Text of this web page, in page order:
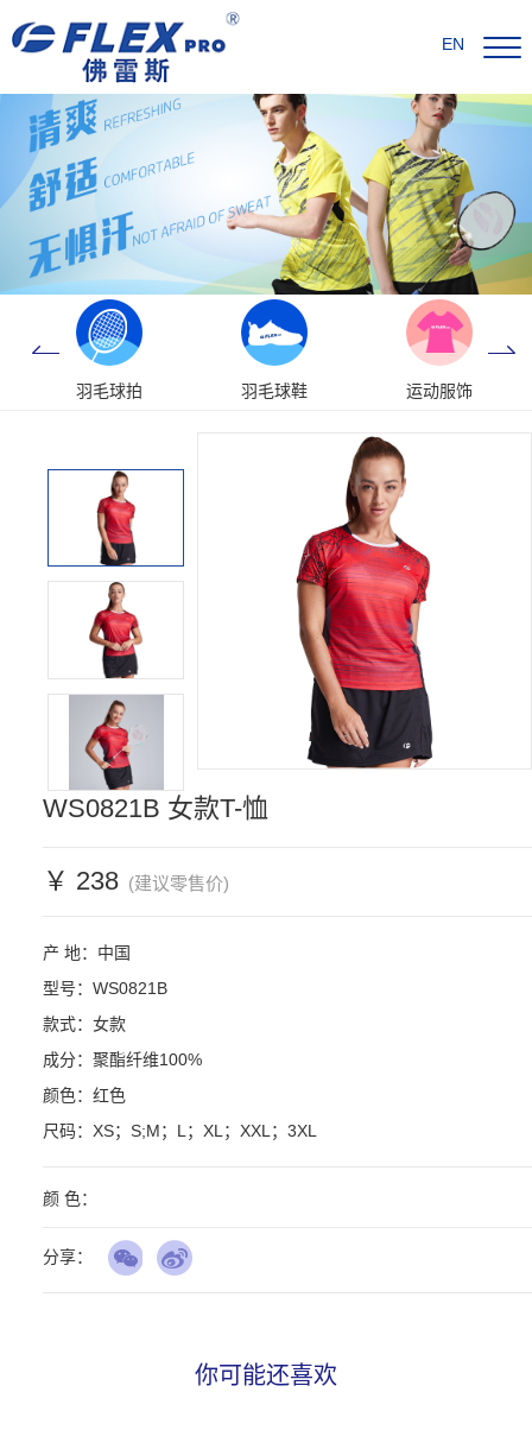
EN
羽毛球拍 羽毛球鞋 运动服饰
WS0821B 女款T-恤
￥ 238(建议零售价)
产 地：中国
型号：WS0821B
款式：女款
成分：聚酯纤维100%
颜色：红色
尺码：XS；S;M；L；XL；XXL；3XL
颜 色：
分享：
你可能还喜欢